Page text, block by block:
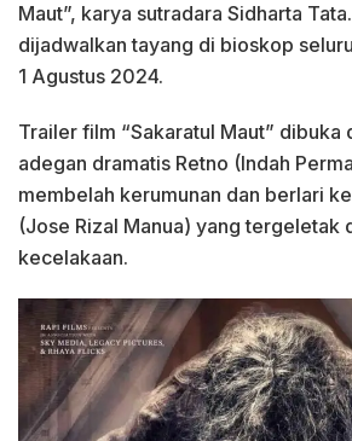
Maut”, karya sutradara Sidharta
dijadwalkan tayang di bioskop
1 Agustus 2024.
Trailer film “Sakaratul Maut” dibuka
adegan dramatis Retno (Indah
membelah kerumunan dan berlari
(Jose Rizal Manua) yang tergeletak
kecelakaan.